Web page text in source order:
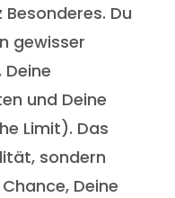
Du
gewisser
Deine
und Deine
Limit). Das
sondern
Deine